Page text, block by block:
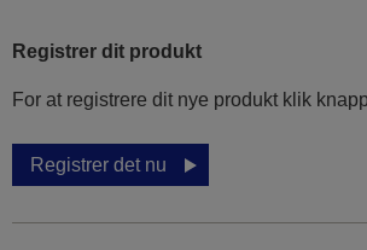
Registrer dit produkt
For at registrere dit nye produkt klik
Registrer det nu